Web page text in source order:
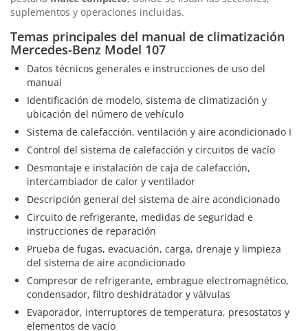
suplementos y operaciones incluidas.
Temas principales del manual de climatización
Mercedes-Benz Model 107
Datos técnicos generales e instrucciones de uso del
manual
Identificación de modelo, sistema de climatización y
ubicación del número de vehículo
Sistema de calefacción, ventilación y aire acondicionado I
Control del sistema de calefacción y circuitos de vacío
Desmontaje e instalación de caja de calefacción,
intercambiador de calor y ventilador
Descripción general del sistema de aire acondicionado
Circuito de refrigerante, medidas de seguridad e
instrucciones de reparación
Prueba de fugas, evacuación, carga, drenaje y limpieza
del sistema de aire acondicionado
Compresor de refrigerante, embrague electromagnético,
condensador, filtro deshidratador y válvulas
Evaporador, interruptores de temperatura, presostatos y
elementos de vacío